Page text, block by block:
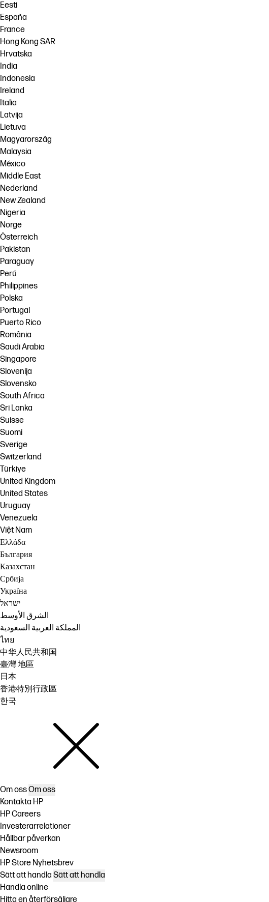
Eesti
España
France
Hong Kong SAR
Hrvatska
India
Indonesia
Ireland
Italia
Latvija
Lietuva
Magyarország
Malaysia
México
Middle East
Nederland
New Zealand
Nigeria
Norge
Österreich
Pakistan
Paraguay
Perú
Philippines
Polska
Portugal
Puerto Rico
România
Saudi Arabia
Singapore
Slovenija
Slovensko
South Africa
Sri Lanka
Suisse
Suomi
Sverige
Switzerland
Türkiye
United Kingdom
United States
Uruguay
Venezuela
Việt Nam
Ελλάδα
България
Казахстан
Србија
Україна
ישראל
الشرق الأوسط
المملكة العربية السعودية
ไทย
中华人民共和国
臺灣 地區
日本
香港特別行政區
한국
Om ossOm oss
Kontakta HP
HP Careers
Investerarrelationer
Hållbar påverkan
Newsroom
HP Store Nyhetsbrev
Sätt att handla Sätt att handla
Handla online
Hitta en återförsäljare